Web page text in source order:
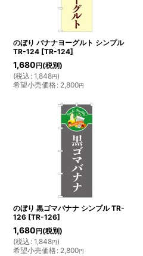
のぼり バナナヨーグルト シンプル
TR-124 [TR-124]
1,680 円 (税別)
(税込 : 1,848円)
希望小売価格: 2,800円
のぼり 黒ゴマバナナ シンプル TR-
126 [TR-126]
1,680 円 (税別)
(税込 : 1,848円)
希望小売価格: 2,800円